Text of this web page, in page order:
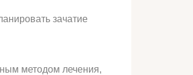
зачатие
методом лечения,